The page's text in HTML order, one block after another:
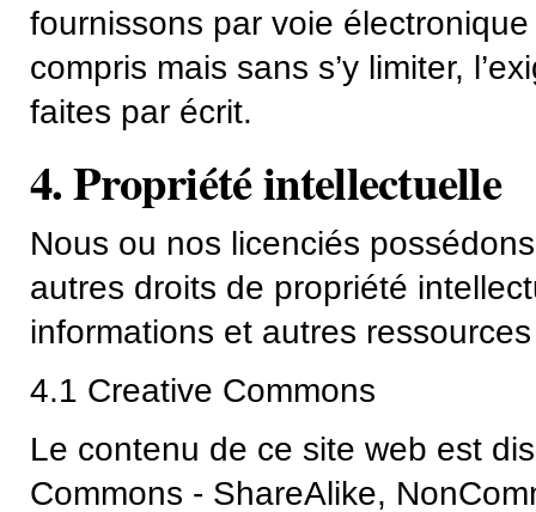
fournissons par voie
compris mais sans s’y limiter,
faites par écrit.
4. Propriété intellectuelle
Nous ou nos licenciés
autres droits de propriété
informations et autres
4.1 Creative Commons
Le contenu de ce site web est
Commons - ShareAlike,